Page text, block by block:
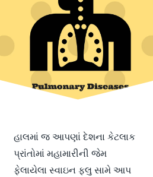
હાલમાં જ આપણાં દેશના કેટલાક
પ્રાંતોમાં મહામારીની જેમ
ફેલાયેલા સ્વાઇન ફ્લુ સામે આપ
છાતીમાં દુખાવો
ડાયાબિટિસ
તાવ
ફેફસા
રોગ પ્રતિકારક ક્ષમતા